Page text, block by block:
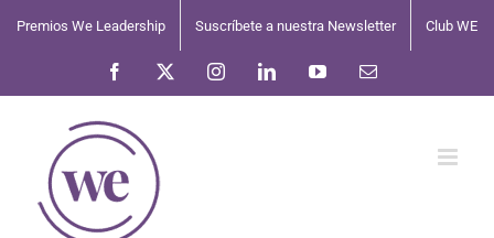
Premios We Leadership Suscríbete a nuestra Newsletter Club WE
Facebook InstagramLinkedInYouTubeCorreo